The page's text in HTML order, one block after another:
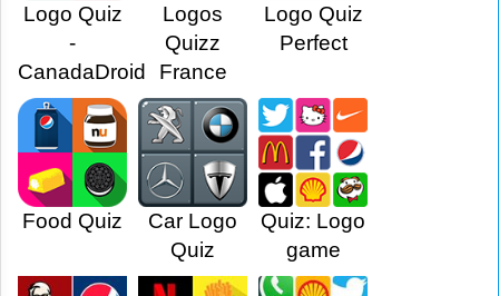
Logo Quiz
-
CanadaDroid
Logos
Quizz
France
Logo Quiz
Perfect
Food Quiz
Car Logo
Quiz
Quiz: Logo
game